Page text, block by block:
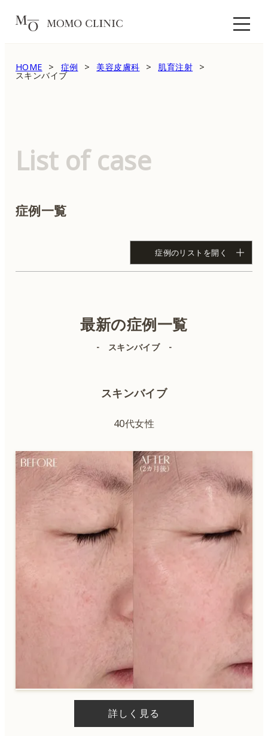
HOME 症例 美容皮膚科 肌育注射
スキンバイブ
List of case
症例一覧
症例のリストを開く
最新の症例一覧
- スキンバイブ -
スキンバイブ
40代女性
詳しく見る